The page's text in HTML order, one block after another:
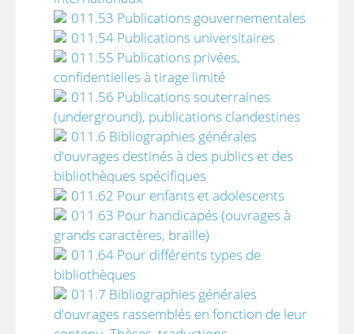
011.53 Publications gouvernementales
011.54 Publications universitaires
011.55 Publications privées,
confidentielles à tirage limité
011.56 Publications souterraines
(underground), publications clandestines
011.6 Bibliographies générales
d'ouvrages destinés à des publics et des
bibliothèques spécifiques
011.62 Pour enfants et adolescents
011.63 Pour handicapés (ouvrages à
grands caractères, braille)
011.64 Pour différents types de
bibliothèques
011.7 Bibliographies générales
d'ouvrages rassemblés en fonction de leur